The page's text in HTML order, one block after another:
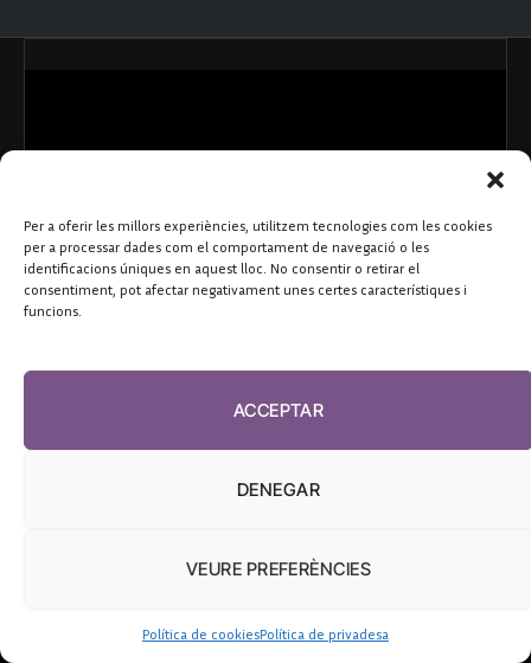
Per a oferir les millors experiències, utilitzem tecnologies com les cookies
per a processar dades com el comportament de navegació o les
identificacions úniques en aquest lloc. No consentir o retirar el
consentiment, pot afectar negativament unes certes característiques i
funcions.
ACCEPTAR
DENEGAR
VEURE PREFERÈNCIES
Política de cookiesPolítica de privadesa